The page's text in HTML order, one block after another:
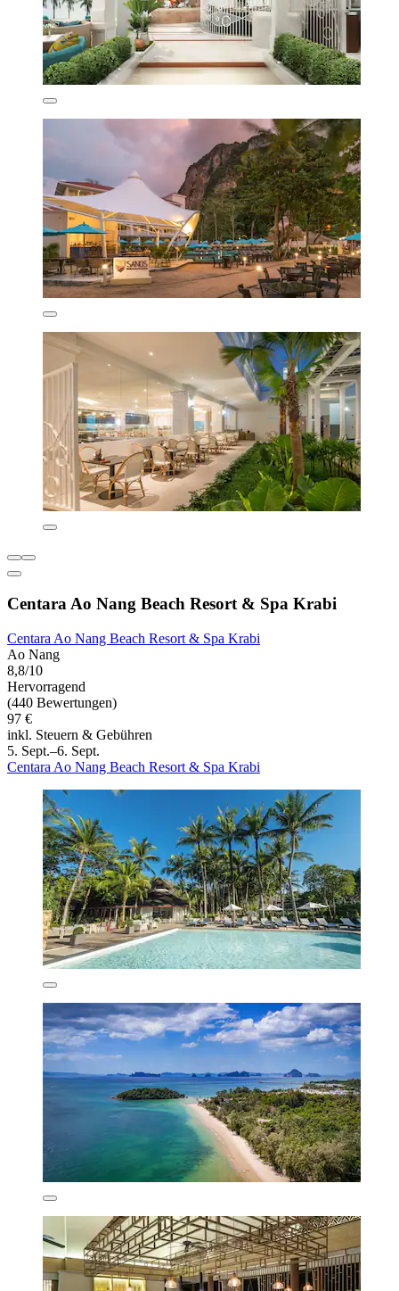
Centara Ao Nang Beach Resort & Spa Krabi
Centara Ao Nang Beach Resort & Spa Krabi
Ao Nang
8,8/10
Hervorragend
(440 Bewertungen)
97 €
inkl. Steuern & Gebühren
5. Sept.–6. Sept.
Centara Ao Nang Beach Resort & Spa Krabi